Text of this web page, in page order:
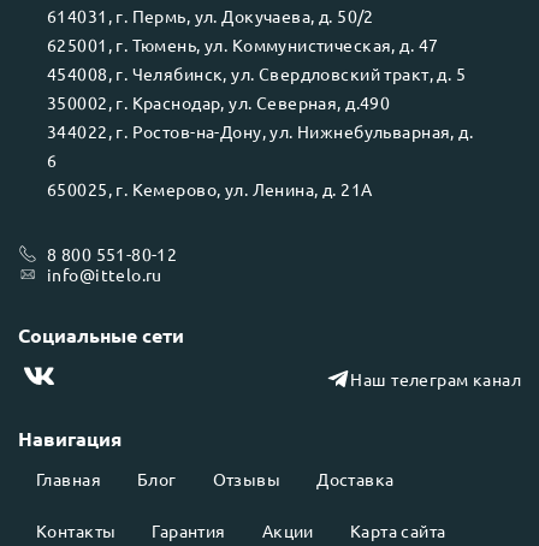
Навигация
Главная Блог Отзывы Доставка
Контакты Гарантия Акции Карта сайта
614031 , г. Пермь, ул. Докучаева, д. 50/2
625001 , г. Тюмень, ул. Коммунистическая, д. 47
454008, г. Челябинск, ул. Свердловский тракт, д. 5
350002, г. Краснодар, ул. Северная, д.490
344022, г. Ростов-на-Дону, ул. Нижнебульварная, д.
6
650025, г. Кемерово, ул. Ленина, д. 21А
8 800 551-80-12
info@ittelo.ru
Социальные сети
Наш телеграм канал